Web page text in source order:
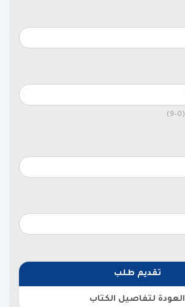
تقديم طلب
العودة لتفاصيل الكتاب